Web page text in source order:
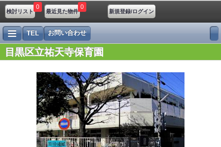
検討リスト
0
最近見た物件
0
新規登録/ログイン
TEL お問い合わせ
目黒区立祐天寺保育園